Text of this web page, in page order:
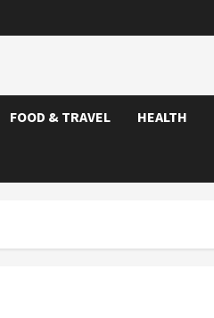
FOOD & TRAVEL HEALTH